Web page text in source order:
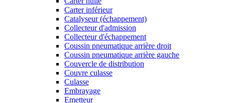
Carter inférieur
Catalyseur (échappement)
Collecteur d'admission
Collecteur d'échappement
Coussin pneumatique arrière droit
Coussin pneumatique arrière gauche
Couvercle de distribution
Couvre culasse
Culasse
Embrayage
Emetteur